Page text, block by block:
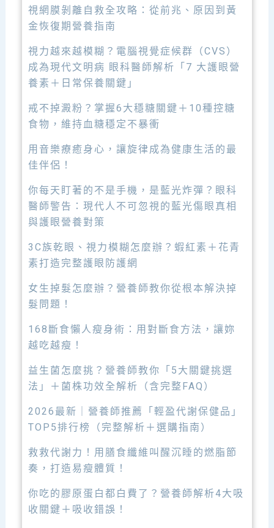
視網膜剝離自救全攻略：從前兆、原因到黃
金恢復期營養指南
視力越來越模糊？電腦視覺症候群（CVS）
成為現代文明病 眼科醫師解析「7 大護眼營
養素＋日常保養關鍵」
戒不掉澱粉？掌握6大穩糖關鍵＋10種控糖
食物，維持血糖穩定不暴衝
用音樂療癒身心，讓旋律成為健康生活的最
佳伴侶！
你每天盯著的不是手機，是藍光炸彈？眼科
醫師警告：現代人不可忽視的藍光傷眼真相
與護眼營養對策
3C族乾眼、視力模糊怎麼辦？蝦紅素＋花青
素打造完整護眼防護網
女生掉髮怎麼辦？營養師教你從根本解決掉
髮問題！
168斷食懶人瘦身術：用對斷食方法，讓妳
越吃越瘦！
益生菌怎麼挑？營養師教你「5大關鍵挑選
法」＋菌株功效全解析（含完整FAQ）
2026最新｜營養師推薦「輕盈代謝保健品」
TOP5排行榜（完整解析＋選購指南）
救救代謝力！用膳食纖維叫醒沉睡的燃脂節
奏，打造易瘦體質！
你吃的膠原蛋白都白費了？營養師解析4大吸
收關鍵＋吸收錯誤！